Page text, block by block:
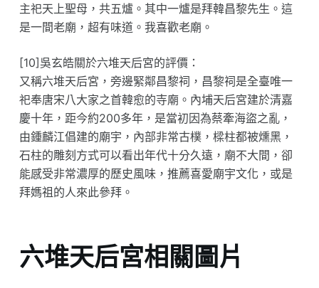
主祀天上聖母，共五爐。其中一爐是拜韓昌黎先生。這
是一間老廟，超有味道。我喜歡老廟。
[10]吳玄皓關於六堆天后宮的評價：
又稱六堆天后宮，旁邊緊鄰昌黎祠，昌黎祠是全臺唯一
祀奉唐宋八大家之首韓愈的寺廟。內埔天后宮建於清嘉
慶十年，距今約200多年，是當初因為蔡牽海盜之亂，
由鍾麟江倡建的廟宇，內部非常古樸，樑柱都被燻黑，
石柱的雕刻方式可以看出年代十分久遠，廟不大間，卻
能感受非常濃厚的歷史風味，推薦喜愛廟宇文化，或是
拜媽祖的人來此參拜。
六堆天后宮相關圖片